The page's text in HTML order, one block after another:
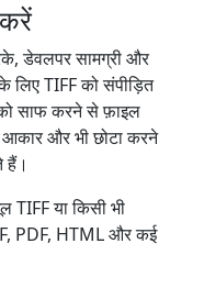
डेवलपर सामग्री और
TIFF को संपीड़ित
साफ करने से फ़ाइल
और भी छोटा करने
हैं।
TIFF या किसी भी
PDF, HTML और कई